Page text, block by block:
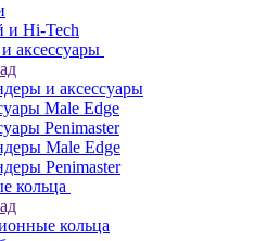
и Hi-Tech
аксессуары
и аксессуары
Male Edge
Penimaster
Male Edge
Penimaster
кольца
кольца